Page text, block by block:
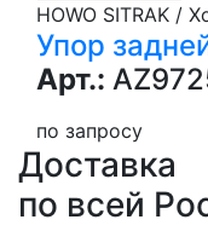
HOWO SITRAK /
Упор
Арт.:
по запросу
Доставка
по всей